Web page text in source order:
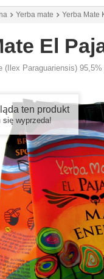
Yerba mate Yerba Mate
El
(Ilex Paraguariensis)
ten produkt
się wyprzeda!